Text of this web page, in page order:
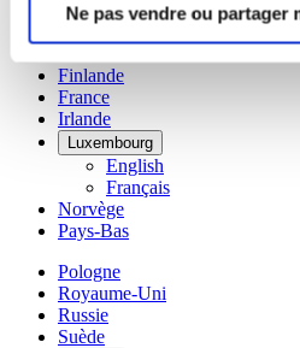
Ne pas vendre ou partager
Danemark
Finlande
France
Irlande
Luxembourg
English
Français
Norvège
Pays-Bas
Pologne
Royaume-Uni
Russie
Suède